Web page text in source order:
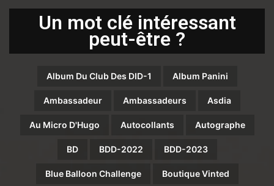
Un mot clé intéressant
peut-être ?
Album Du Club Des DID-1 Album Panini
Ambassadeur Ambassadeurs Asdia
Au Micro D'Hugo Autocollants Autographe
BD BDD-2022 BDD-2023
Blue Balloon Challenge Boutique Vinted